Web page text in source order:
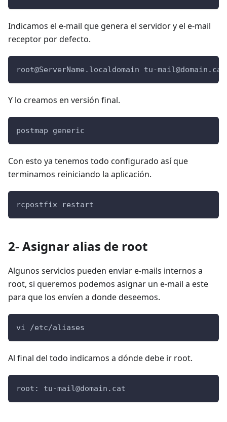
Indicamos el e-mail que genera el servidor y el e-mail
receptor por defecto.
root@ServerName.localdomain tu-mail@domain.cat
Y lo creamos en versión final.
postmap generic
Con esto ya tenemos todo configurado así que
terminamos reiniciando la aplicación.
rcpostfix restart
2- Asignar alias de root
Algunos servicios pueden enviar e-mails internos a
root, si queremos podemos asignar un e-mail a este
para que los envíen a donde deseemos.
vi /etc/aliases
Al final del todo indicamos a dónde debe ir root.
root: tu-mail@domain.cat